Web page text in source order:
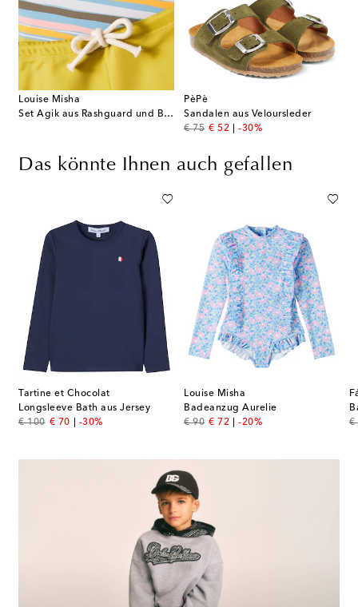
Louise Misha
Set Agik aus Rashguard und Badeshorts
PèPè
Sandalen aus Veloursleder
€ 75
original price
€ 52
discount price
-30%
Das könnte Ihnen auch gefallen
Tartine et Chocolat
Longsleeve Bath aus Jersey
€ 100
original price
€ 70
discount price
-30%
Louise Misha
Badeanzug Aurelie
€ 90
original price
€ 72
discount price
-20% €